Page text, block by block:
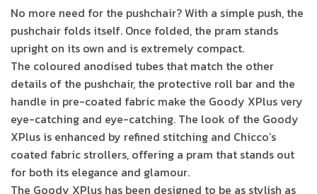
No more need for the pushchair? With a simple push, the
pushchair folds itself. Once folded, the pram stands
upright on its own and is extremely compact.
The coloured anodised tubes that match the other
details of the pushchair, the protective roll bar and the
handle in pre-coated fabric make the Goody XPlus very
eye-catching and eye-catching. The look of the Goody
XPlus is enhanced by refined stitching and Chicco’s
coated fabric strollers, offering a pram that stands out
for both its elegance and glamour.
The Goody XPlus has been designed to be as stylish as